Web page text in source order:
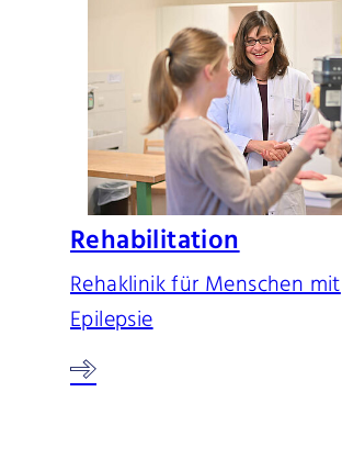
Rehabilitation
Rehaklinik für Menschen mit
Epilepsie